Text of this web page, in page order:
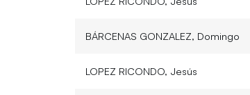
BÁRCENAS GONZALEZ, Domingo
LOPEZ RICONDO, Jesús